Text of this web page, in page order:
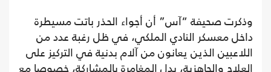
وذكرت صحيفة “آس” أن أجواء الحذر باتت مسيطرة
داخل معسكر النادي الملكي، في ظل رغبة عدد من
اللاعبين الذين يعانون من آلام بدنية في التركيز على
العلاج والجاهزية، بدل المغامرة بالمشاركة، خصوصا مع